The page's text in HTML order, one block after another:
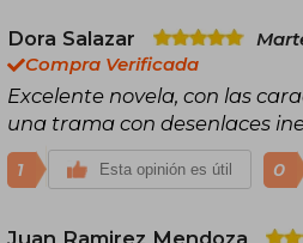
Dora Salazar
Compra Verificada
Excelente novela, con las
una trama con desenlaces
1 Esta opinión es útil 0
Juan Ramirez Mendoza